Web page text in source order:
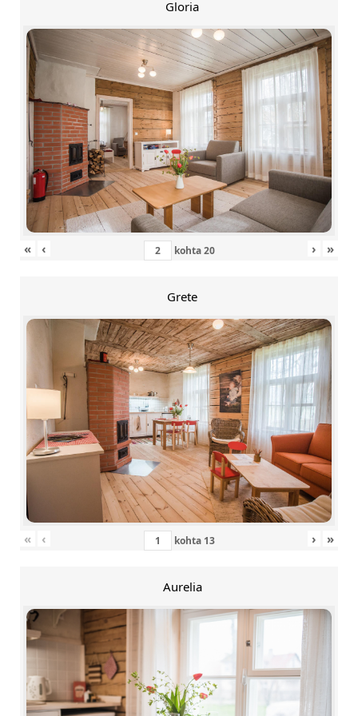
Gloria
« ‹ kohta20 › »
Grete
« ‹ kohta 13 › »
Aurelia